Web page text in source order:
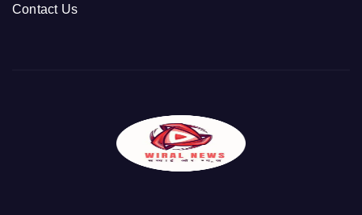
Contact Us